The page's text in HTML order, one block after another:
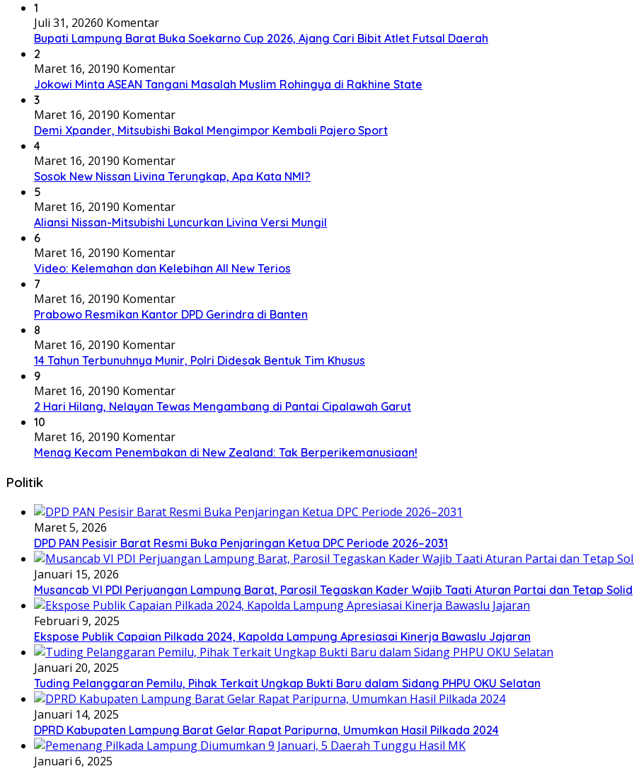
1
Juli 31, 20260 Komentar
Bupati Lampung Barat Buka Soekarno Cup 2026, Ajang Cari Bibit Atlet Futsal Daerah
2
Maret 16, 20190 Komentar
Jokowi Minta ASEAN Tangani Masalah Muslim Rohingya di Rakhine State
3
Maret 16, 20190 Komentar
Demi Xpander, Mitsubishi Bakal Mengimpor Kembali Pajero Sport
4
Maret 16, 20190 Komentar
Sosok New Nissan Livina Terungkap, Apa Kata NMI?
5
Maret 16, 20190 Komentar
Aliansi Nissan-Mitsubishi Luncurkan Livina Versi Mungil
6
Maret 16, 20190 Komentar
Video: Kelemahan dan Kelebihan All New Terios
7
Maret 16, 20190 Komentar
Prabowo Resmikan Kantor DPD Gerindra di Banten
8
Maret 16, 20190 Komentar
14 Tahun Terbunuhnya Munir, Polri Didesak Bentuk Tim Khusus
9
Maret 16, 20190 Komentar
2 Hari Hilang, Nelayan Tewas Mengambang di Pantai Cipalawah Garut
10
Maret 16, 20190 Komentar
Menag Kecam Penembakan di New Zealand: Tak Berperikemanusiaan!
Politik
Maret 5, 2026
DPD PAN Pesisir Barat Resmi Buka Penjaringan Ketua DPC Periode 2026–2031
Januari 15, 2026
Musancab VI PDI Perjuangan Lampung Barat, Parosil Tegaskan Kader Wajib Taati Aturan Partai dan Tetap Solid
Februari 9, 2025
Ekspose Publik Capaian Pilkada 2024, Kapolda Lampung Apresiasai Kinerja Bawaslu Jajaran
Januari 20, 2025
Tuding Pelanggaran Pemilu, Pihak Terkait Ungkap Bukti Baru dalam Sidang PHPU OKU Selatan
Januari 14, 2025
DPRD Kabupaten Lampung Barat Gelar Rapat Paripurna, Umumkan Hasil Pilkada 2024
Januari 6, 2025